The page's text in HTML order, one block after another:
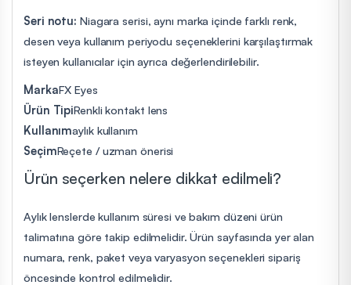
Seri notu: Niagara serisi, aynı marka içinde farklı renk,
desen veya kullanım periyodu seçeneklerini karşılaştırmak
isteyen kullanıcılar için ayrıca değerlendirilebilir.
MarkaFX Eyes
Ürün TipiRenkli kontakt lens
Kullanımaylık kullanım
SeçimReçete / uzman önerisi
Ürün seçerken nelere dikkat edilmeli?
Aylık lenslerde kullanım süresi ve bakım düzeni ürün
talimatına göre takip edilmelidir. Ürün sayfasında yer alan
numara, renk, paket veya varyasyon seçenekleri sipariş
öncesinde kontrol edilmelidir.